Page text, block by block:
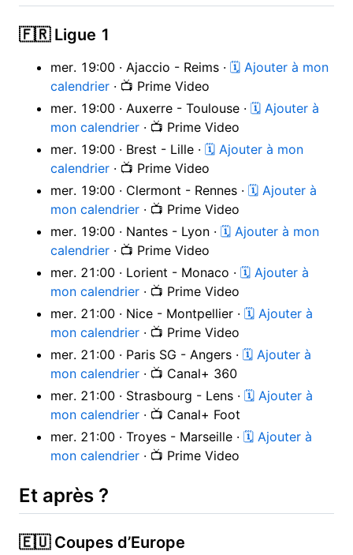
🇫🇷 Ligue 1
mer. 19:00 · Ajaccio - Reims · 🗓 Ajouter à mon
calendrier · 📺 Prime Video
mer. 19:00 · Auxerre - Toulouse · 🗓 Ajouter à
mon calendrier · 📺 Prime Video
mer. 19:00 · Brest - Lille · 🗓 Ajouter à mon
calendrier · 📺 Prime Video
mer. 19:00 · Clermont - Rennes · 🗓 Ajouter à
mon calendrier · 📺 Prime Video
mer. 19:00 · Nantes - Lyon · 🗓 Ajouter à mon
calendrier · 📺 Prime Video
mer. 21:00 · Lorient - Monaco · 🗓 Ajouter à
mon calendrier · 📺 Prime Video
mer. 21:00 · Nice - Montpellier · 🗓 Ajouter à
mon calendrier · 📺 Prime Video
mer. 21:00 · Paris SG - Angers · 🗓 Ajouter à
mon calendrier · 📺 Canal+ 360
mer. 21:00 · Strasbourg - Lens · 🗓 Ajouter à
mon calendrier · 📺 Canal+ Foot
mer. 21:00 · Troyes - Marseille · 🗓 Ajouter à
mon calendrier · 📺 Prime Video
Et après ?
🇪🇺 Coupes d’Europe